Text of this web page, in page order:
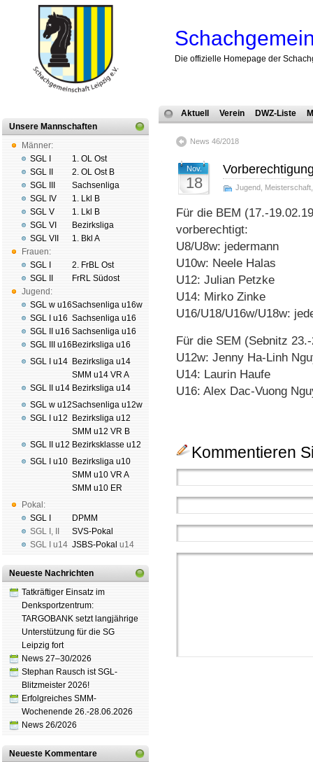
Die offizielle Homepage der
Unsere Mannschaften
Männer:
SGL I
SGL II
SGL III
SGL IV
SGL V
SGL VI
SGL VII
Frauen:
SGL I
SGL II
Jugend:
SGL w u16
SGL I u16
SGL II u16
SGL III u16
SGL I u14
SGL II u14
SGL w u12
SGL I u12
SGL II u12
SGL I u10
Pokal:
SGL I
SGL I ,
SGL I
u14
1. OL Ost
2. OL Ost B
Sachsenliga
1. Lkl B
1. Lkl B
Bezirksliga
1. Bkl A
2. FrBL Ost
FrRL Südost
Sachsenliga u16w
Sachsenliga u16
Sachsenliga u16
Bezirksliga u16
Bezirksliga u14
SMM u14 VR A
Bezirksliga u14
Sachsenliga u12w
Bezirksliga u12
SMM u12 VR B
Bezirksklasse u12
Bezirksliga u10
SMM u10 VR A
SMM u10 ER
DPMM
SVS-Pokal
JSBS-Pokal u14
Neueste Nachrichten
Tatkräftiger Einsatz im
Denksportzentrum:
TARGOBANK setzt langjährige
Unterstützung für die SG
Leipzig fort
News 27–30/2026
Stephan Rausch ist SGL-
Blitzmeister 2026!
Erfolgreiches SMM-
Wochenende 26.-28.06.2026
News 26/2026
Neueste Kommentare
Aktuell Verein DWZ-Liste
News 46/2018
Nov.
18 Jugend Meisterschaft
Für die BEM (17.-
vorberechtigt:
U8/U8w: jedermann
U10w: Neele Halas
U12: Julian Petzke
U14: Mirko Zinke
U16/U18/U16w/U18w:
Für die SEM (Sebnitz
U12w: Jenny Ha-Linh
U14: Laurin Haufe
U16: Alex Dac-Vuong
Kommentieren